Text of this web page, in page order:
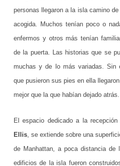
personas llegaron a la isla camino
acogida. Muchos tenían poco o
enfermos y otros más tenían
de la puerta. Las historias que se
muchas y de lo más variadas. Sin
que pusieron sus pies en ella
mejor que la que habían dejado atrás.
El espacio dedicado a la
Ellis, se extiende sobre una
de Manhattan, a poca distancia de
edificios de la isla fueron